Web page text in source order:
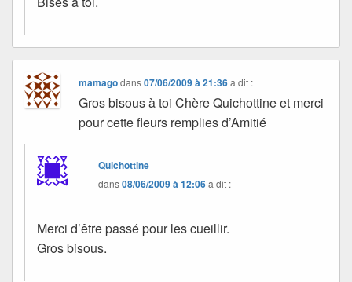
mamagodans07/06/2009 à 21:36 a dit :
Gros bisous à toi Chère Quichottine et merci
pour cette fleurs remplies d’Amitié
Quichottine
dans08/06/2009 à 12:06a dit :
Merci d’être passé pour les cueillir.
Gros bisous.